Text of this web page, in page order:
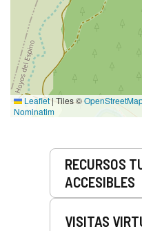
Leaflet|Tiles ©
Nominatim
RECURSOS
ACCESIBLES
VISITAS